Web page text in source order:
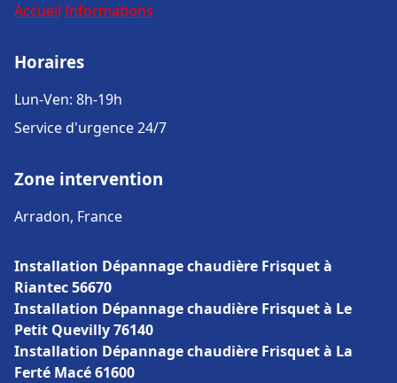
Accueil Informations
Horaires
Lun-Ven: 8h-19h
Service d'urgence 24/7
Zone intervention
Arradon, France
Installation Dépannage chaudière Frisquet à
Riantec 56670
Installation Dépannage chaudière Frisquet à Le
Petit Quevilly 76140
Installation Dépannage chaudière Frisquet à La
Ferté Macé 61600